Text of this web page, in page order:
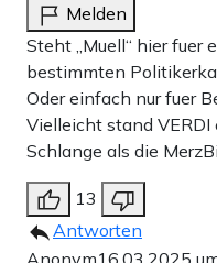
Zahlungsoptionen:
10 €
15 € 25
Melden
Steht „Muell“ hier fuer
bestimmten
Oder einfach nur fuer
Vielleicht stand
Schlange als die
13
Antworten